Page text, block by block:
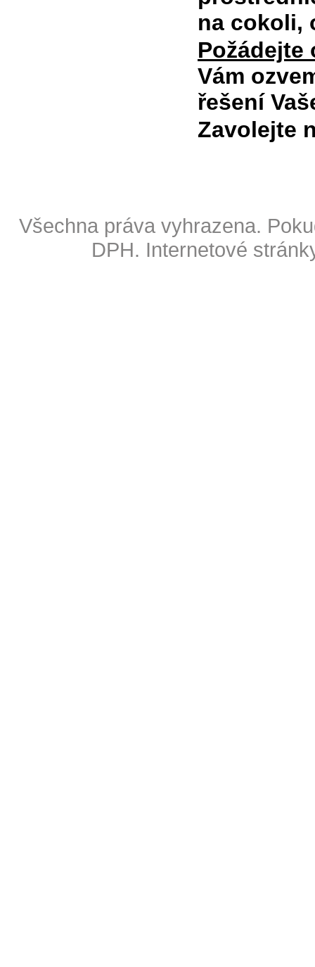
na cokoli,
Požádejte
Vám
řešení
Zavolejte
Všechna práva vyhrazena.
DPH. Internetové